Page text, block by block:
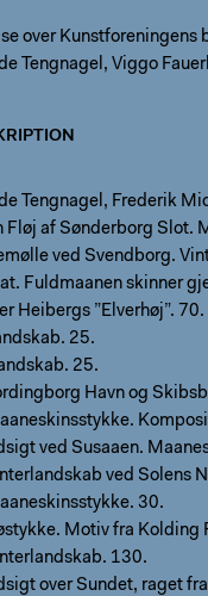
over
Tengnagel, Viggo
Tengnagel, Frederik
Fløj af Sønderborg Slot.
ved Svendborg.
Fuldmaanen skinner
Heibergs ”Elverhøj”. 70.
25.
25.
Havn og
ved Susaaen.
ved Solens
30.
Motiv fra Kolding
130.
over Sundet, raget